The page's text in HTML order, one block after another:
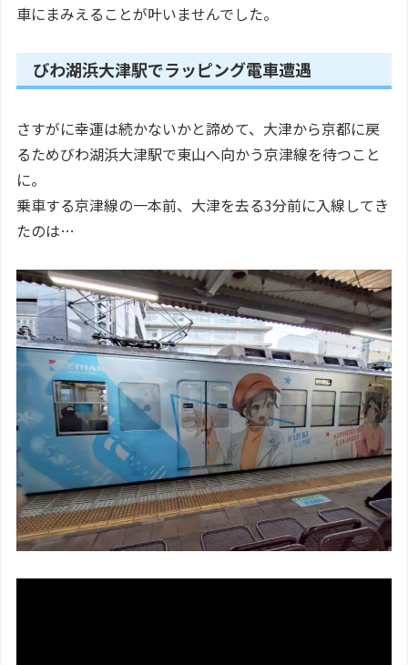
車にまみえることが叶いませんでした。
びわ湖浜大津駅でラッピング電車遭遇
さすがに幸運は続かないかと諦めて、大津から京都に戻
るためびわ湖浜大津駅で東山へ向かう京津線を待つこと
に。
乗車する京津線の一本前、大津を去る3分前に入線してき
たのは…